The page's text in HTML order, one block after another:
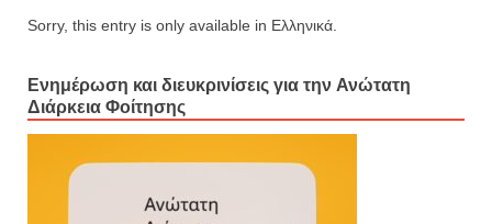
Sorry, this entry is only available in Ελληνικά.
Ενημέρωση και διευκρινίσεις για την Ανώτατη
Διάρκεια Φοίτησης